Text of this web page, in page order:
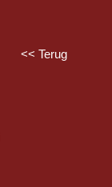
<< Terug